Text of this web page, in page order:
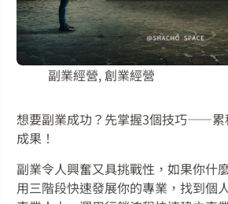
副業經營,創業經營
想要副業成功？先掌握3個技巧——累
成果！
副業令人興奮又具挑戰性，如果你什
用三階段快速發展你的專業，找到個